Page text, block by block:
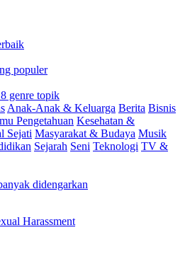
populer
genre topik
Anak-Anak & Keluarga Berita Bisnis
Pengetahuan Kesehatan &
Sejati Masyarakat & Budaya Musik
Sejarah Seni Teknologi TV &
didengarkan
Harassment